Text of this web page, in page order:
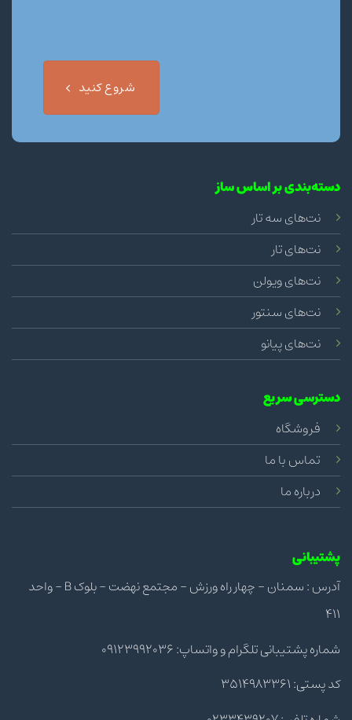
شروع کنید
دسته‌بندی بر اساس ساز
نت‌های سه تار
نت‌های تار
نت‌های ویولن
نت‌های سنتور
نت‌های پیانو
دسترسی سریع
فروشگاه
تماس با ما
درباره ما
پشتیبانی
آدرس : سمنان - چهار راه ورزش - مجتمع نهضت - بلوک B - واحد
411
شماره پشتیبانی تلگرام و واتساپ: 09123992036
کد پستی: 3514983361